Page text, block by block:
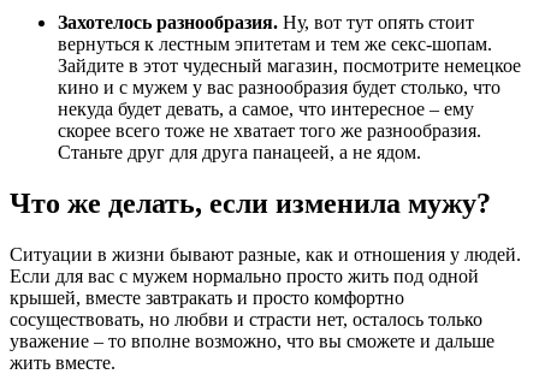
Захотелось разнообразия. Ну, вот тут опять стоит
вернуться к лестным эпитетам и тем же секс-шопам.
Зайдите в этот чудесный магазин, посмотрите немецкое
кино и с мужем у вас разнообразия будет столько, что
некуда будет девать, а самое, что интересное – ему
скорее всего тоже не хватает того же разнообразия.
Станьте друг для друга панацеей, а не ядом.
Что же делать, если изменила мужу?
Ситуации в жизни бывают разные, как и отношения у людей.
Если для вас с мужем нормально просто жить под одной
крышей, вместе завтракать и просто комфортно
сосуществовать, но любви и страсти нет, осталось только
уважение – то вполне возможно, что вы сможете и дальше
жить вместе.